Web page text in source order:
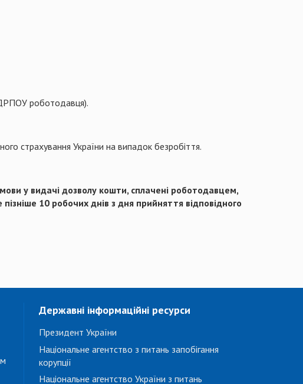
роботодавця).
страхування України на випадок безробіття.
и у видачі дозволу кошти, сплачені роботодавцем,
10 робочих днів з дня прийняття відповідного
Державні інформаційні ресурси
Президент України
Національне агентство з питань запобігання
корупції
Національне агентство України з питань